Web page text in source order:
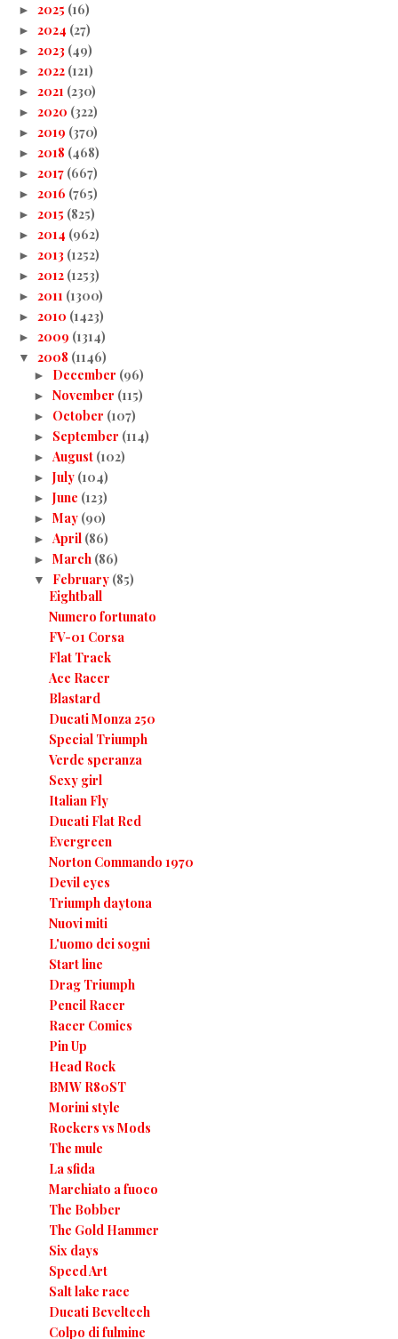
► 2025 (16)
► 2024 (27)
► 2023 (49)
► 2022 (121)
► 2021 (230)
► 2020 (322)
► 2019 (370)
► 2018 (468)
► 2017 (667)
► 2016 (765)
► 2015 (825)
► 2014 (962)
► 2013 (1252)
► 2012 (1253)
► 2011 (1300)
► 2010 (1423)
► 2009 (1314)
▼ 2008 (1146)
► December (96)
► November (115)
► October (107)
► September (114)
► August (102)
► July (104)
► June (123)
► May (90)
► April (86)
► March (86)
▼ February (85)
Eightball
Numero fortunato
FV-01 Corsa
Flat Track
Ace Racer
Blastard
Ducati Monza 250
Special Triumph
Verde speranza
Sexy girl
Italian Fly
Ducati Flat Red
Evergreen
Norton Commando 1970
Devil eyes
Triumph daytona
Nuovi miti
L'uomo dei sogni
Start line
Drag Triumph
Pencil Racer
Racer Comics
Pin Up
Head Rock
BMW R80ST
Morini style
Rockers vs Mods
The mule
La sfida
Marchiato a fuoco
The Bobber
The Gold Hammer
Six days
Speed Art
Salt lake race
Ducati Beveltech
Colpo di fulmine